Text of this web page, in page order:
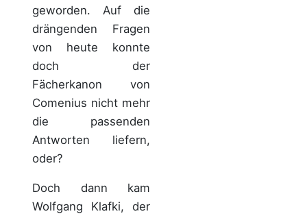
geworden. Auf die
drängenden Fragen
von heute konnte
doch der
Fächerkanon von
Comenius nicht mehr
die passenden
Antworten liefern,
oder?
Doch dann kam
Wolfgang Klafki, der